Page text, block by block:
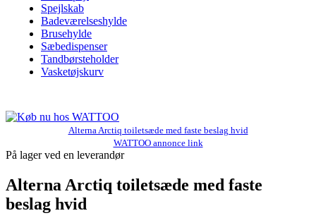
Spejlskab
Badeværelseshylde
Brusehylde
Sæbedispenser
Tandbørsteholder
Vasketøjskurv
Alterna Arctiq toiletsæde med faste beslag hvid
WATTOO annonce link
På lager ved en leverandør
Alterna Arctiq toiletsæde med faste
beslag hvid